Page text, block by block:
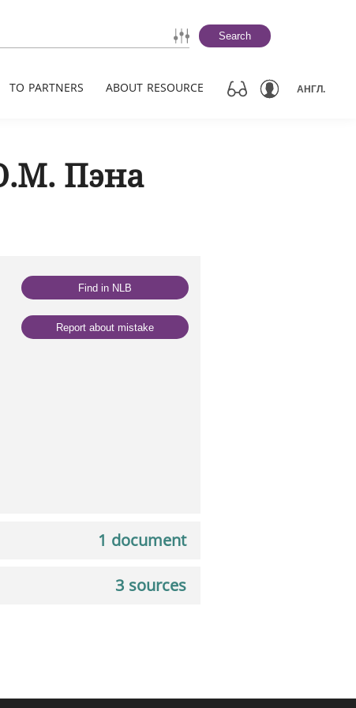
Search
TO PARTNERS ABOUT RESOURCE АНГЛ.
Пэна
Find in NLB
Report about mistake
1 document
3 sources